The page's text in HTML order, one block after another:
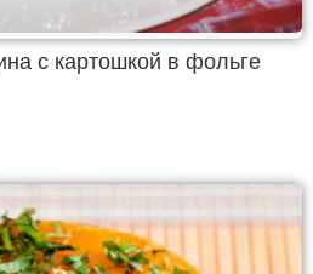
с картошкой в фольге